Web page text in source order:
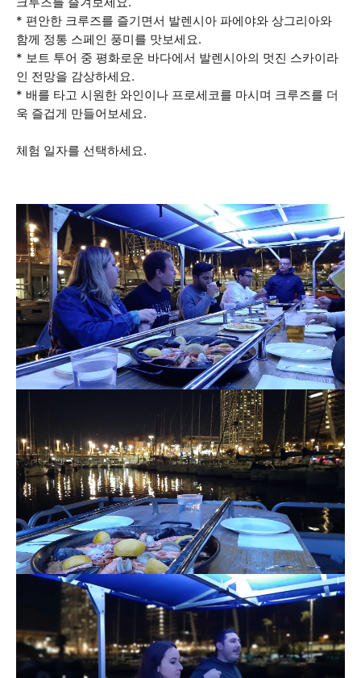
* 편안한 크루즈를 즐기면서 발렌시아 파에야와 상그리아와
함께 정통 스페인 풍미를 맛보세요.
* 보트 투어 중 평화로운 바다에서 발렌시아의 멋진 스카이라
인 전망을 감상하세요.
* 배를 타고 시원한 와인이나 프로세코를 마시며 크루즈를 더
욱 즐겁게 만들어보세요.
체험 일자를 선택하세요.